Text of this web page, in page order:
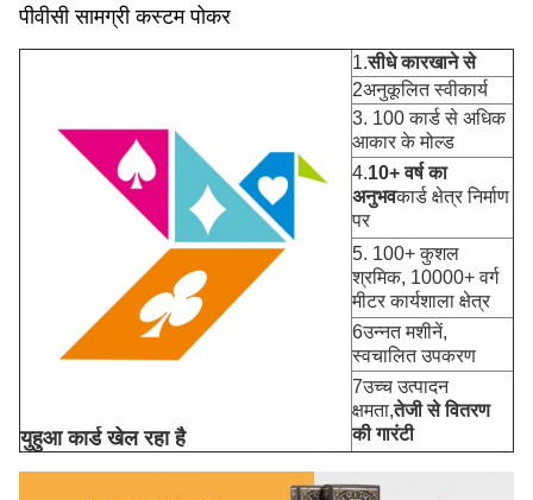
पीवीसी सामग्री कस्टम पोकर
युहुआ कार्ड खेल रहा है
1.सीधे कारखाने से
2अनुकूलित स्वीकार्य
3. 100 कार्ड से अधिक
आकार के मोल्ड
4.10+ वर्ष का
अनुभवकार्ड क्षेत्र निर्माण
पर
5. 100+ कुशल
श्रमिक, 10000+ वर्ग
मीटर कार्यशाला क्षेत्र
6उन्नत मशीनें,
स्वचालित उपकरण
7उच्च उत्पादन
क्षमता,तेजी से वितरण
की गारंटी